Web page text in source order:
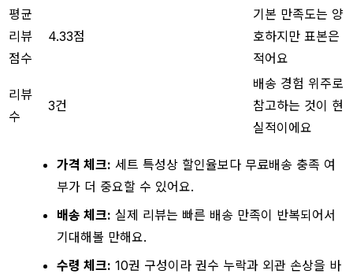
평균
리뷰
점수
4.33점
기본 만족도는 양
호하지만 표본은
적어요
리뷰
수
3건
배송 경험 위주로
참고하는 것이 현
실적이에요
가격 체크: 세트 특성상 할인율보다 무료배송 충족 여
부가 더 중요할 수 있어요.
배송 체크: 실제 리뷰는 빠른 배송 만족이 반복되어서
기대해볼 만해요.
수령 체크: 10권 구성이라 권수 누락과 외관 손상을 바